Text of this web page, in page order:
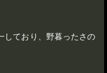
しており、野暮ったさの